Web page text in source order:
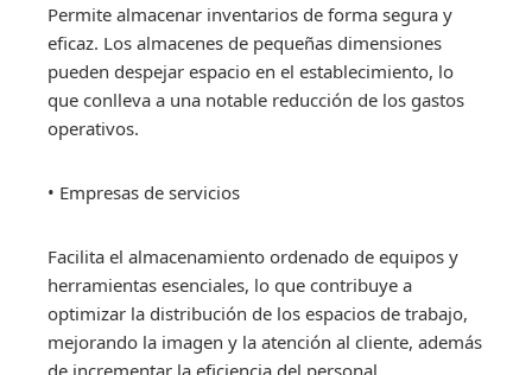
Permite almacenar inventarios de forma segura y
eficaz. Los almacenes de pequeñas dimensiones
pueden despejar espacio en el establecimiento, lo
que conlleva a una notable reducción de los gastos
operativos.
• Empresas de servicios
Facilita el almacenamiento ordenado de equipos y
herramientas esenciales, lo que contribuye a
optimizar la distribución de los espacios de trabajo,
mejorando la imagen y la atención al cliente, además
de incrementar la eficiencia del personal.